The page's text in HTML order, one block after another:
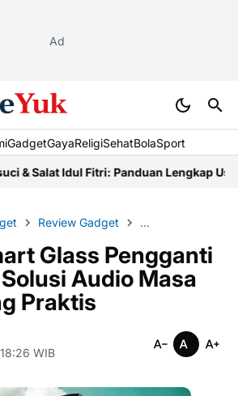
Ad
GadgetGayaReligiSehatBolaSport
Idul Fitri: Panduan Lengkap UstazNiat
Review Gadget Smart Glass
Glass Pengganti
Audio Masa
Praktis
WIB